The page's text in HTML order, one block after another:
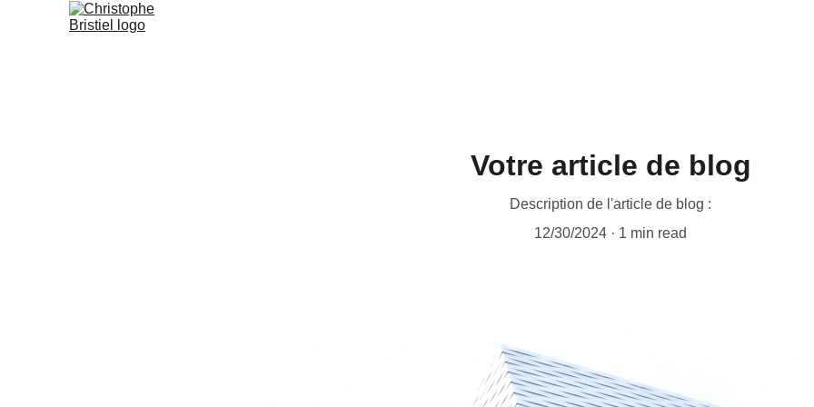
Votre article de blog
Description de l'article de blog :
12/30/2024
1 min read